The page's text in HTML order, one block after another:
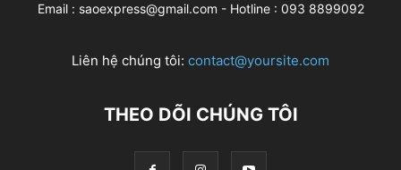
Email : saoexpress@gmail.com - Hotline : 093 8899092
Liên hệ chúng tôi: contact@yoursite.com
THEO DÕI CHÚNG TÔI